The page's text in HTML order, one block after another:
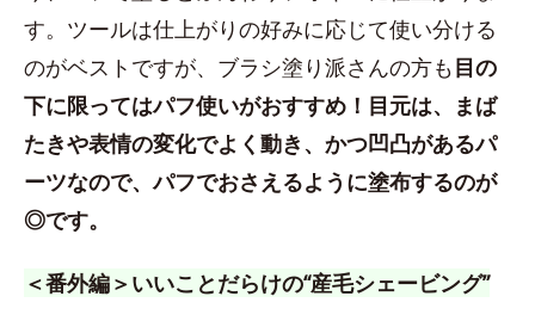
す。ツールは仕上がりの好みに応じて使い分ける
のがベストですが、ブラシ塗り派さんの方も 目の
下に限ってはパフ使いがおすすめ！目元は、まば
たきや表情の変化でよく動き、かつ凹凸があるパ
ーツなので、パフでおさえるように塗布するのが
◎です。
＜番外編＞いいことだらけの“産毛シェービング”